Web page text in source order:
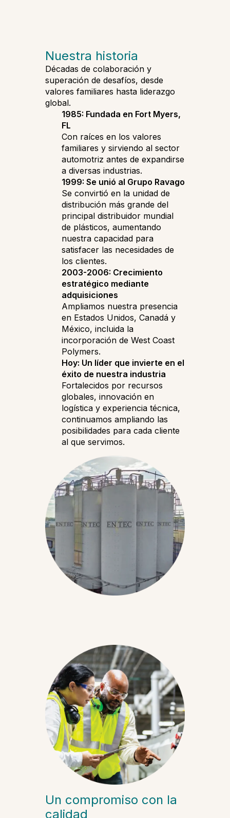
Nuestra historia
Décadas de colaboración y
superación de desafíos, desde
valores familiares hasta liderazgo
global.
1985: Fundada en Fort Myers,
FL
Con raíces en los valores
familiares y sirviendo al sector
automotriz antes de expandirse
a diversas industrias.
1999: Se unió al Grupo Ravago
Se convirtió en la unidad de
distribución más grande del
principal distribuidor mundial
de plásticos, aumentando
nuestra capacidad para
satisfacer las necesidades de
los clientes.
2003-2006: Crecimiento
estratégico mediante
adquisiciones
Ampliamos nuestra presencia
en Estados Unidos, Canadá y
México, incluida la
incorporación de West Coast
Polymers.
Hoy: Un líder que invierte en el
éxito de nuestra industria
Fortalecidos por recursos
globales, innovación en
logística y experiencia técnica,
continuamos ampliando las
posibilidades para cada cliente
al que servimos.
Un compromiso con la
calidad